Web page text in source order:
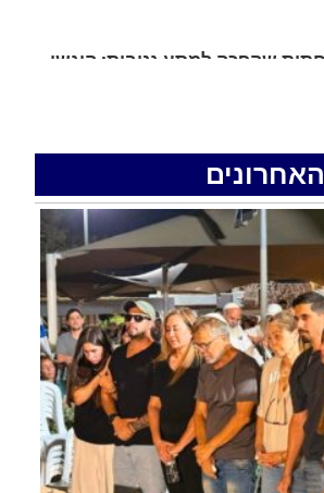
רכב התנגש במעקה בטיחות בכביש 90 בסמוך לעין
מקומו ערב ערב נפטר